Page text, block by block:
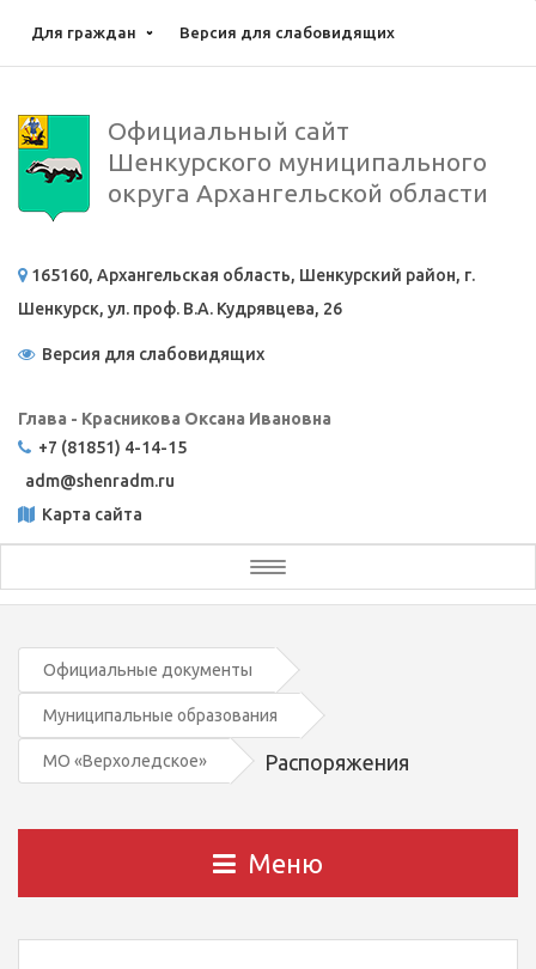
Для граждан Версия для слабовидящих
Официальный сайт
Шенкурского муниципального
округа Архангельской области
165160, Архангельская область, Шенкурский район, г.
Шенкурск, ул. проф. В.А. Кудрявцева, 26
Версия для слабовидящих
Глава - Красникова Оксана Ивановна
+7 (81851) 4-14-15
adm@shenradm.ru
Карта сайта
Toggle
navigation
Официальные документы
Муниципальные образования
МО «Верхоледское» Распоряжения
Меню